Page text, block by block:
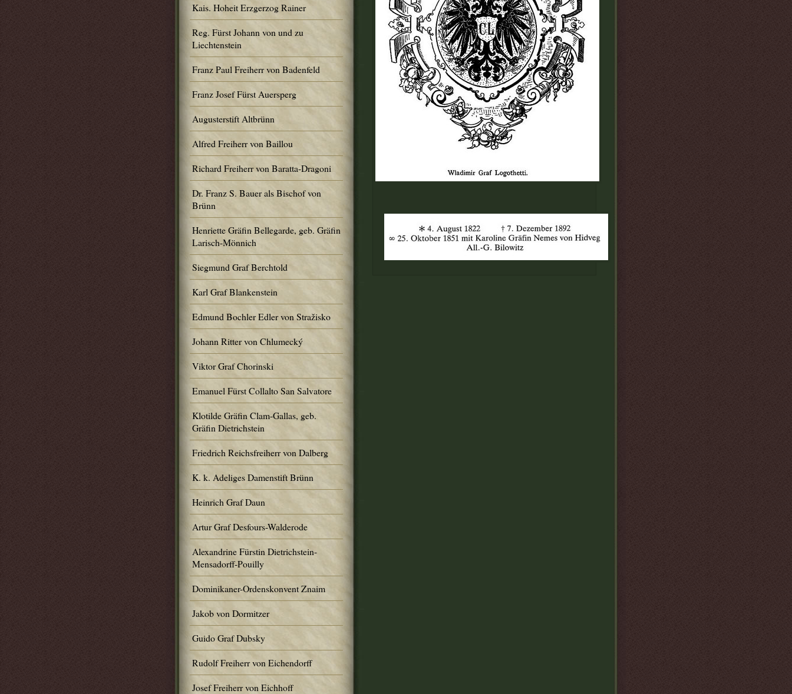
Kais. Hoheit Erzgerzog Rainer
Reg. Fürst Johann von und zu
Liechtenstein
Franz Paul Freiherr von Badenfeld
Franz Josef Fürst Auersperg
Augusterstift Altbrünn
Alfred Freiherr von Baillou
Richard Freiherr von Baratta-Dragoni
Dr. Franz S. Bauer als Bischof von
Brünn
Henriette Gräfin Bellegarde, geb. Gräfin
Larisch-Mönnich
Siegmund Graf Berchtold
Karl Graf Blankenstein
Edmund Bochler Edler von Stražisko
Johann Ritter von Chlumecký
Viktor Graf Chorinski
Emanuel Fürst Collalto San Salvatore
Klotilde Gräfin Clam-Gallas, geb.
Gräfin Dietrichstein
Friedrich Reichsfreiherr von Dalberg
K. k. Adeliges Damenstift Brünn
Heinrich Graf Daun
Artur Graf Desfours-Walderode
Alexandrine Fürstin Dietrichstein-
Mensadorff-Pouilly
Dominikaner-Ordenskonvent Znaim
Jakob von Dormitzer
Guido Graf Dubsky
Rudolf Freiherr von Eichendorff
Josef Freiherr von Eichhoff